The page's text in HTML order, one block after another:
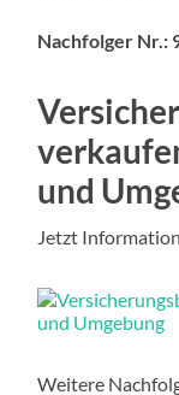
Nachfolger Nr.:
und
Jetzt
Weitere